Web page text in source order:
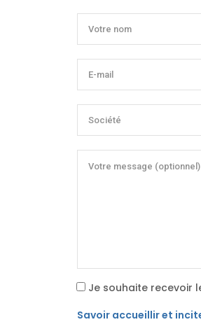
Je souhaite recevoir
Savoir accueillir et